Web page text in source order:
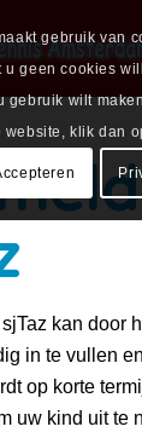
kan door
in te vullen
op korte
uw kind uit te
gebruik van
u geen cookies
gebruik wilt
website, klik dan